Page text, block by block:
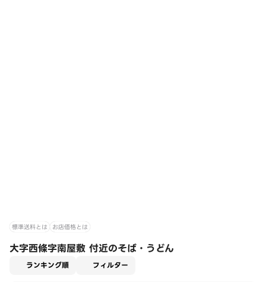
標準送料とは お店価格とは
大字西條字南屋敷 付近のそば・うどん
ランキング順 フィルター